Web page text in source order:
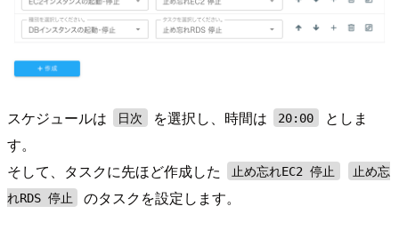
スケジュールは 日次 を選択し、時間は 20:00
としま
す。
そして、タスクに先ほど作成した
止め忘れEC2 停止
止め忘
れRDS 停止
のタスクを設定します。